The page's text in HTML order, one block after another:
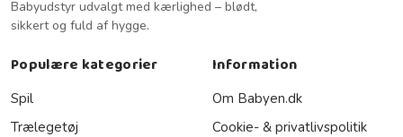
Babyudstyr udvalgt med kærlighed – blødt,
sikkert og fuld af hygge.
Populære kategorier
Spil
Trælegetøj
Information
Om Babyen.dk
Cookie- & privatlivspolitik